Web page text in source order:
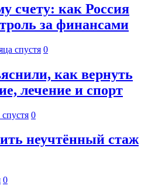
счету: как Россия
за финансами
спустя 0
как вернуть
лечение и спорт
0
неучтённый стаж
0